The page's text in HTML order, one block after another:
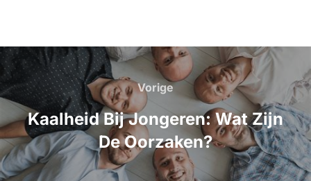
Bericht
navigatie
Vorige
Vorige
Kaalheid Bij Jongeren: Wat Zijn
De Oorzaken?